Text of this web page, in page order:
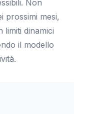
Non
prossimi mesi,
limiti dinamici
il modello